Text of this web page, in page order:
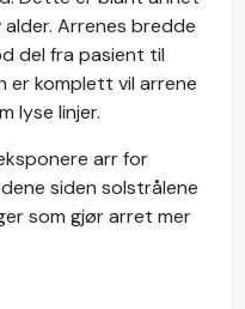
Arrenes bredde
del fra pasient til
er komplett vil arrene
lyse linjer.
arr for
siden solstrålene
som gjør arret mer